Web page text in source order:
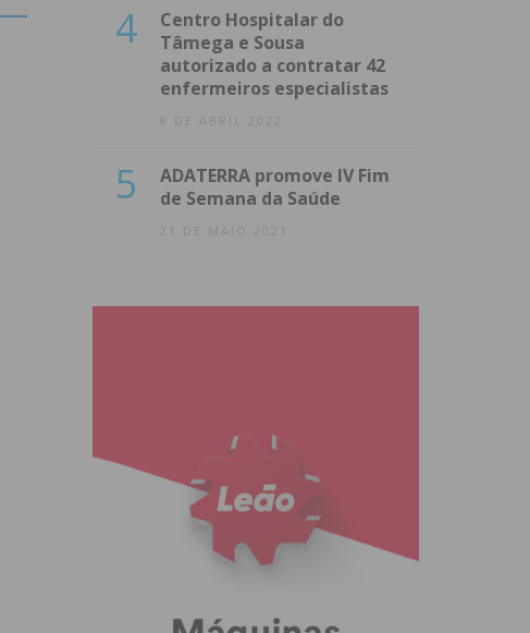
4
Centro Hospitalar do
Tâmega e Sousa
autorizado a contratar 42
enfermeiros especialistas
8 DE ABRIL 2022
5
ADATERRA promove IV Fim
de Semana da Saúde
21 DE MAIO 2021